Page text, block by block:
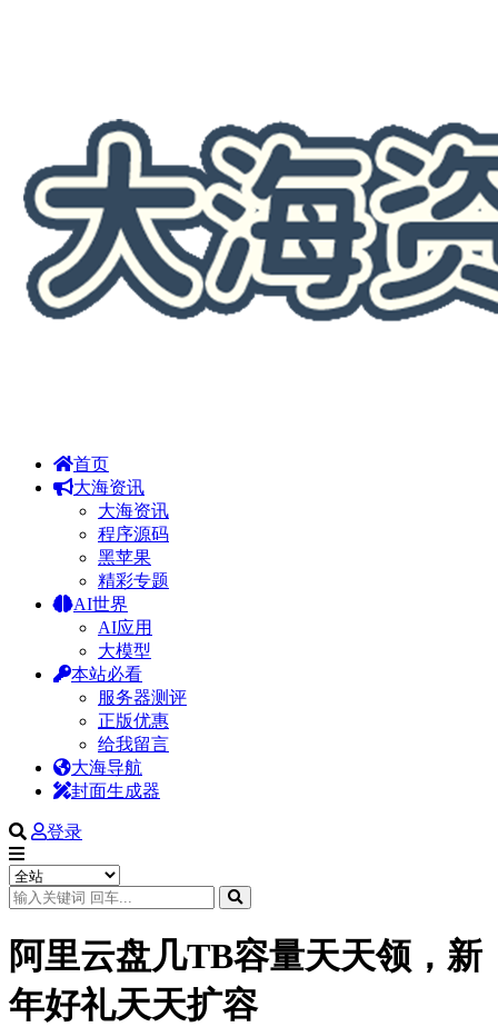
首页
大海资讯
大海资讯
程序源码
黑苹果
精彩专题
AI世界
AI应用
大模型
本站必看
服务器测评
正版优惠
给我留言
大海导航
封面生成器
登录
阿里云盘几TB容量天天领，新
年好礼天天扩容